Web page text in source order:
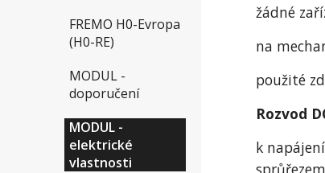
FREMO H0-Evropa
(H0-RE)
MODUL -
doporučení
MODUL -
elektrické
vlastnosti
žádné
na
použité
Rozvod
k